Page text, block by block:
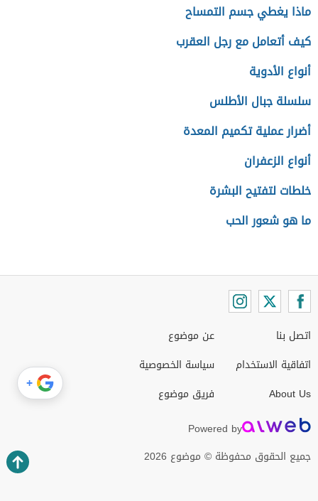
ماذا يغطي جسم التمساح
كيف أتعامل مع رجل العقرب
أنواع الأدوية
سلسلة جبال الأطلس
أضرار عملية تكميم المعدة
أنواع الزعفران
خلطات لتفتيح البشرة
ما هو شعور الحب
اتصل بنا
اتفاقية الاستخدام
About Us
عن موضوع
سياسة الخصوصية
فريق موضوع
Powered by
جميع الحقوق محفوظة © موضوع 2026
+